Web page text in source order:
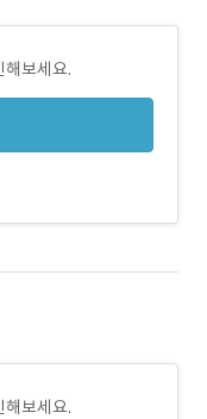
해보세요.
해보세요.